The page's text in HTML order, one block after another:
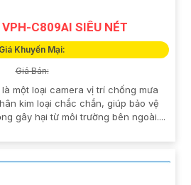
C809AI SIÊU NÉT
Giá Khuyến Mại:
Giá Bán:
một loại camera vị trí chống mưa
kim loại chắc chắn, giúp bảo vệ
gây hại từ môi trường bên ngoài....